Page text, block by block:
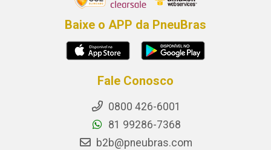
Baixe o APP da PneuBras
Fale Conosco
0800 426-6001
81 99286-7368
b2b@pneubras.com